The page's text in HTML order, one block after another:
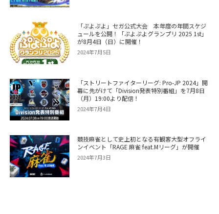
「ぷよぷよ」セガ公式大会 本年度の年間スケジ
ュールを公開！「ぷよぷよグランプリ 2025 1st」
が8月4日（日）に開催！
2024年7月5日
「ストリートファイターリーグ: Pro-JP 2024」開
幕に先がけて「Division発表特別番組」を7月8日
（月）19:00より配信！
2024年7月4日
競技麻雀として史上初となる有観客大型オフライ
ンイベント「RAGE 麻雀 feat.Mリーグ」が開催
2024年7月3日